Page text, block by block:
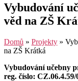
Vybudování
věd na ZŠ
Domů » Projekty »
na ZŠ Krátká
Vybudování učebny
reg. číslo: CZ.06.4.59/